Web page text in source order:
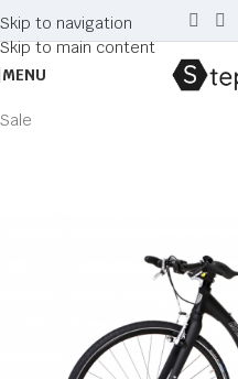
Skip to navigation
Skip to main content
MENU
Sale